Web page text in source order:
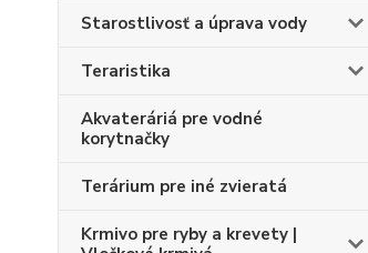
Starostlivosť a úprava vody
Teraristika
Akvateráriá pre vodné
korytnačky
Terárium pre iné zvieratá
Krmivo pre ryby a krevety |